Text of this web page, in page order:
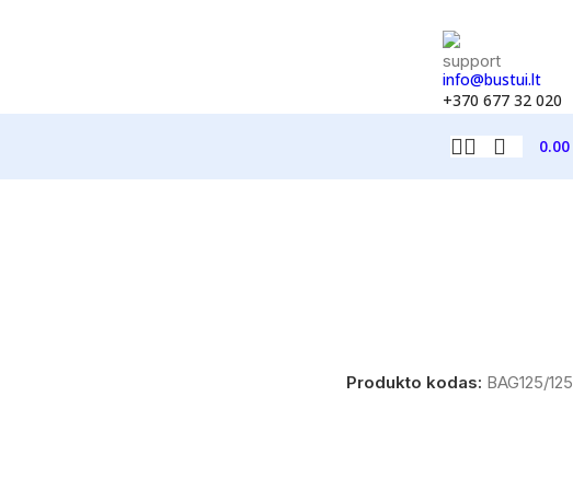
info@bustui.lt
+370 677 32 020
0.00
Produkto kodas: BAG125/125